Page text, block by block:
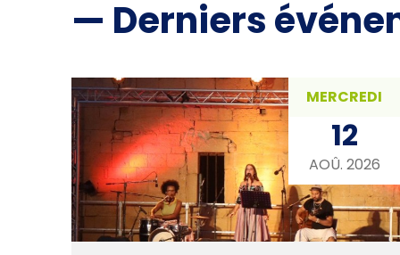
— Derniers
MERCREDI
12
AOÛ. 2026